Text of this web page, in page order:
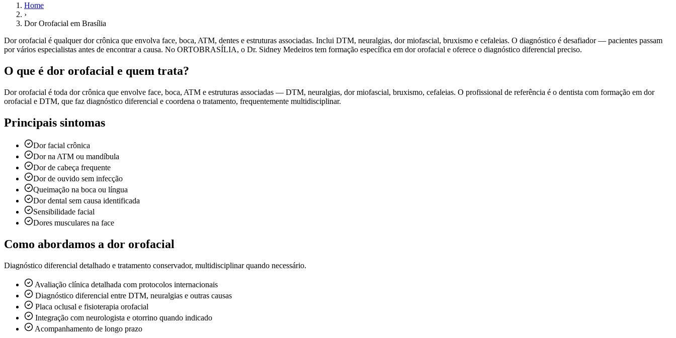
Home
›
Dor Orofacial em Brasília
Dor orofacial é qualquer dor crônica que envolva face, boca, ATM, dentes e estruturas associadas. Inclui DTM, neuralgias, dor miofascial, bruxismo e cefaleias. O diagnóstico é desafiador — pacientes passam
por vários especialistas antes de encontrar a causa. No ORTOBRASÍLIA, o Dr. Sidney Medeiros tem formação específica em dor orofacial e oferece o diagnóstico diferencial preciso.
O que é dor orofacial e quem trata?
Dor orofacial é toda dor crônica que envolve face, boca, ATM e estruturas associadas — DTM, neuralgias, dor miofascial, bruxismo, cefaleias. O profissional de referência é o dentista com formação em dor
orofacial e DTM, que faz diagnóstico diferencial e coordena o tratamento, frequentemente multidisciplinar.
Principais sintomas
Dor facial crônica
Dor na ATM ou mandíbula
Dor de cabeça frequente
Dor de ouvido sem infecção
Queimação na boca ou língua
Dor dental sem causa identificada
Sensibilidade facial
Dores musculares na face
Como abordamos a dor orofacial
Diagnóstico diferencial detalhado e tratamento conservador, multidisciplinar quando necessário.
Avaliação clínica detalhada com protocolos internacionais
Diagnóstico diferencial entre DTM, neuralgias e outras causas
Placa oclusal e fisioterapia orofacial
Integração com neurologista e otorrino quando indicado
Acompanhamento de longo prazo